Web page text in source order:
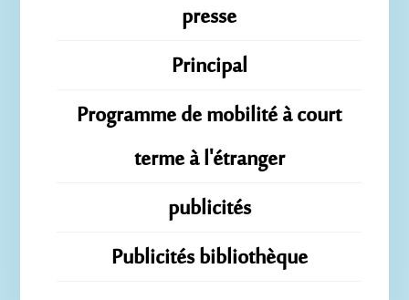
presse
Principal
Programme de mobilité à court
terme à l'étranger
publicités
Publicités bibliothèque